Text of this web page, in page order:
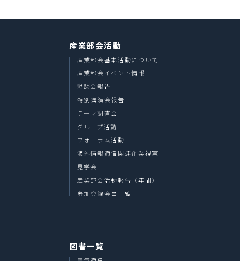
産業部会活動
産業部会基本活動について
産業部会イベント情報
懇談会報告
特別講演会報告
テーマ調査会
グループ活動
フォーラム活動
海外情報通信関連企業視察
見学会
産業部会活動報告（年間）
参加登録会員一覧
図書一覧